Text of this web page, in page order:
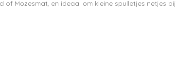
Mozesmat, en ideaal om kleine spulletjes netjes